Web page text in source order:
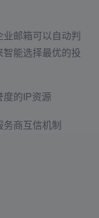
邮箱可以自动判
能选择最优的投
度的IP资源
务商互信机制